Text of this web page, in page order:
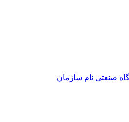
صنعتی نام سازمان